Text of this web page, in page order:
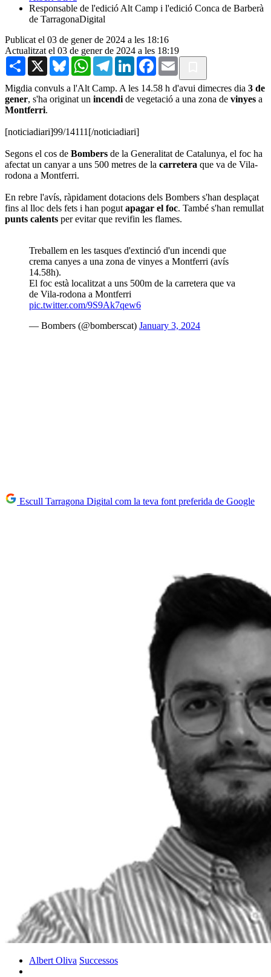
Responsable de l'edició Alt Camp i l'edició Conca de Barberà
de TarragonaDigital
Publicat el 03 de gener de 2024 a les 18:16
Actualitzat el 03 de gener de 2024 a les 18:19
Share X BlueskyWhatsAppTelegramLinkedInFacebook
Email
Migdia convuls a l'Alt Camp. A les 14.58 h d'avui dimecres dia 3 de
gener, s'ha originat un incendi de vegetació a una zona de vinyes a
Montferri.
[noticiadiari]99/14111[/noticiadiari]
Segons el cos de Bombers de la Generalitat de Catalunya, el foc ha
afectat un canyar a uns 500 metres de la carretera que va de Vila-
rodona a Montferri.
En rebre l'avís, ràpidament dotacions dels Bombers s'han desplaçat
fins al lloc dels fets i han pogut apagar el foc. També s'han remullat
punts calents per evitar que revifin les flames.
Treballem en les tasques d'extinció d'un incendi que
crema canyes a una zona de vinyes a Montferri (avís
14.58h).
El foc està localitzat a uns 500m de la carretera que va
de Vila-rodona a Montferri
pic.twitter.com/9S9Ak7qew6
— Bombers (@bomberscat) January 3, 2024
Escull Tarragona Digital com la teva font preferida de Google
Albert Oliva Successos